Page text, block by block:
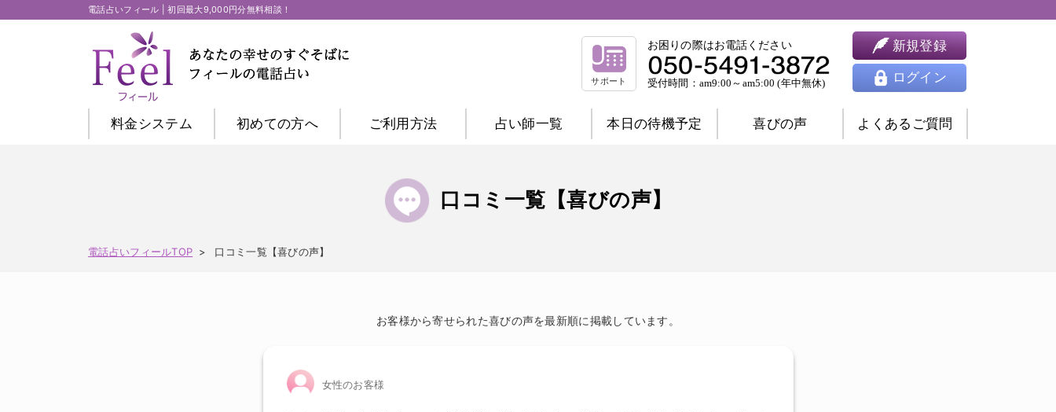
電話占いフィール | 初回最大9,000円分無料相談！
サポート
お困りの際はお電話ください
受付時間：am9:00～am5:00 (年中無休)
新規登録
ログイン
料金システム 初めての方へ ご利用方法 占い師一覧
不倫相談 復縁相談 浮気相談
縁結び相談
仕事相談 祈祷相談
チャネリング
オーラ 西洋占星術
本日の待機予定 喜びの声 よくあるご質問
口コミ一覧【喜びの声】
電話占いフィールTOP 口コミ一覧【喜びの声】
お客様から寄せられた喜びの声を最新順に掲載しています。
女性のお客様